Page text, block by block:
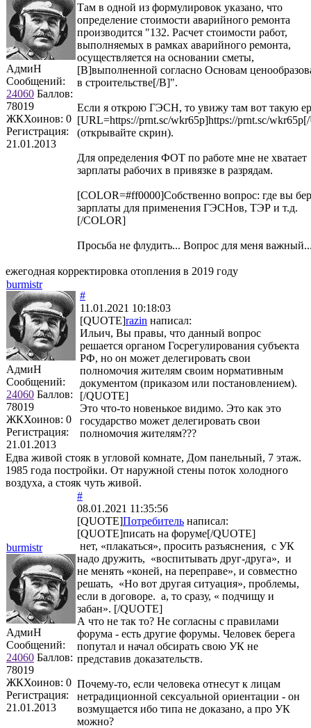
АдмиН
Сообщений:
24060 Баллов:
78019
ЖКХоинов: 0
Регистрация:
21.01.2013
Там в одной из формулировок указано, что
определение стоимости аварийного ремонта
производится "132. Расчет стоимости работ,
выполняемых в рамках аварийного ремонта,
осуществляется на основании сметы,
[B]выполненной согласно Основам
в строительстве[/B]".
Если я открою ГЭСН, то увижу там вот такую
[URL=https://prnt.sc/wkr65p]https://prnt.sc/
(открывайте скрин).
Для определения ФОТ по работе мне не хватает
зарплаты рабочих в привязке в разрядам.
[COLOR=#ff0000]Собственно вопрос: где вы
зарплаты для применения ГЭСНов, ТЭР и т.д.
[/COLOR]
Просьба не флудить... Вопрос для меня
ежегодная корректировка отопления в 2019 году
burmistr
АдмиН
Сообщений:
24060 Баллов:
78019
ЖКХоинов: 0
Регистрация:
21.01.2013
#
11.01.2021 10:18:03
[QUOTE]razin написал:
Ильич, Вы правы, что данный вопрос
решается органом Госрегулирования субъекта
РФ, но он может делегировать свои
полномочия жителям своим нормативным
документом (приказом или постановлением).
[/QUOTE]
Это что-то новенькое видимо. Это как это
государство может делегировать свои
полномочия жителям???
Едва живой стояк в угловой комнате, Дом панельный, 7 этаж.
1985 года постройки. От наружной стены поток холодного
воздуха, а стояк чуть живой.
burmistr
АдмиН
Сообщений:
24060 Баллов:
78019
ЖКХоинов: 0
Регистрация:
21.01.2013
#
08.01.2021 11:35:56
[QUOTE]Потребитель написал:
[QUOTE]писать на форуме[/QUOTE]
нет, «плакаться», просить разъяснения, с УК
надо дружить, «воспитывать друг-друга», и
не менять «коней, на переправе», и совместно
решать, «Но вот другая ситуация», проблемы,
если в договоре. а, то сразу, « подчищу и
забан». [/QUOTE]
А что не так то? Не согласны с правилами
форума - есть другие форумы. Человек берега
попутал и начал обсирать свою УК не
представив доказательств.
Почему-то, если человека отнесут к лицам
нетрадиционной сексуальной ориентации - он
возмущается ибо типа не доказано, а про УК
можно?